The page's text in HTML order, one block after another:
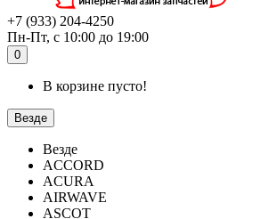
+7 (933) 204-4250
Пн-Пт, с 10:00 до 19:00
0
В корзине пусто!
Везде
Везде
ACCORD
ACURA
AIRWAVE
ASCOT